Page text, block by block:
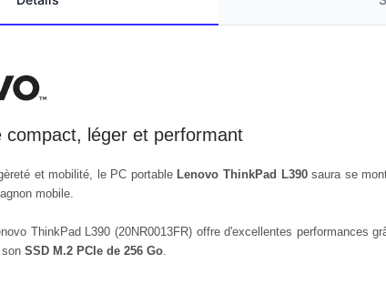
compact, léger et performant
et mobilité, le PC portable Lenovo ThinkPad L390saura se
mobile.
ThinkPad L390 (20NR0013FR) offre d'excellentes performances
SSD M.2 PCIe de 256 Go.